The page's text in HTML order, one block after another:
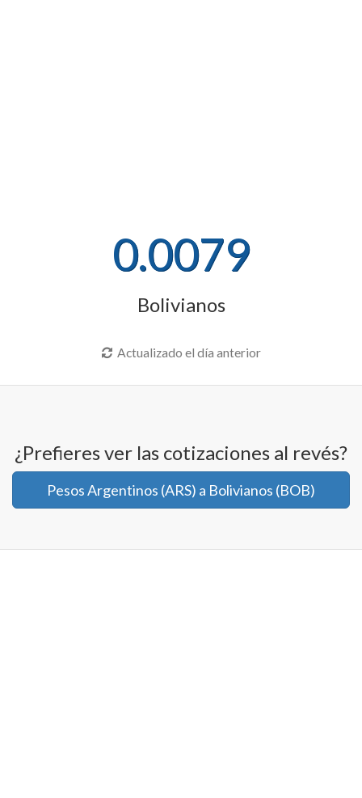
0.0079
Bolivianos
Actualizado el día anterior
¿Prefieres ver las cotizaciones al revés?
Pesos Argentinos (ARS) a Bolivianos (BOB)